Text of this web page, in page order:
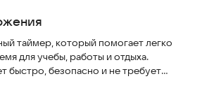
таймер, который помогает легко
для учебы, работы и отдыха.
быстро, безопасно и не требует
Его простой дизайн создает